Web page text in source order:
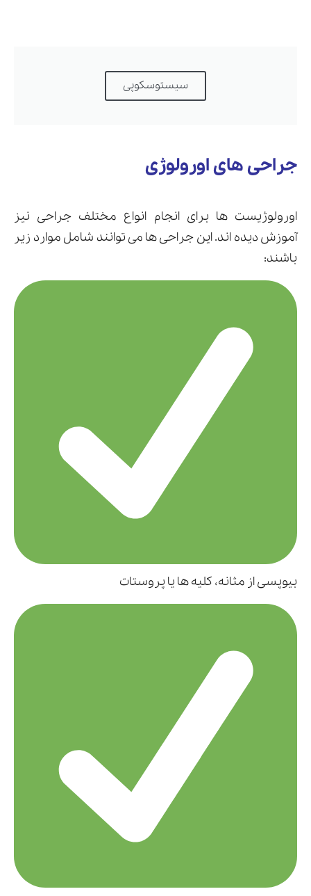
سیستوسکوپی
جراحی های اورولوژی
اورولوژیست ها برای انجام انواع مختلف جراحی نیز
آموزش دیده اند. این جراحی ها می توانند شامل موارد زیر
باشند:
بیوپسی از مثانه، کلیه ها یا پروستات